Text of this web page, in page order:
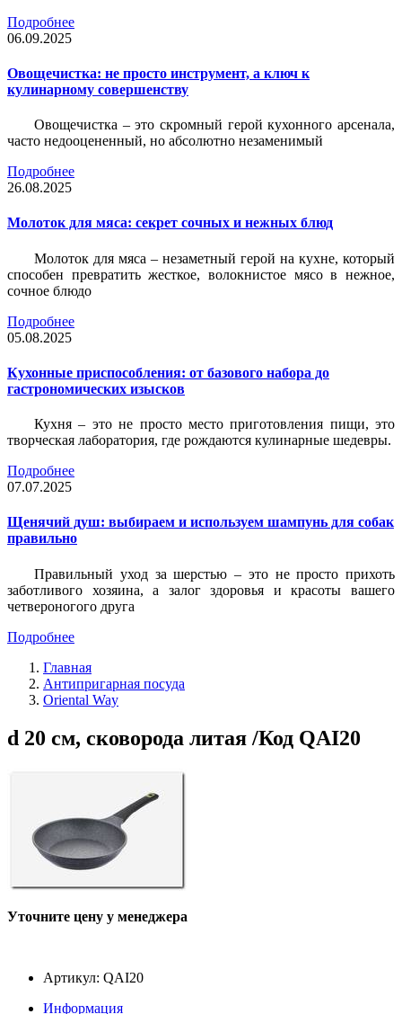
Подробнее
06.09.2025
Овощечистка: не просто инструмент, а ключ к
кулинарному совершенству
Овощечистка – это скромный герой кухонного арсенала,
часто недооцененный, но абсолютно незаменимый
Подробнее
26.08.2025
Молоток для мяса: секрет сочных и нежных блюд
Молоток для мяса – незаметный герой на кухне, который
способен превратить жесткое, волокнистое мясо в нежное,
сочное блюдо
Подробнее
05.08.2025
Кухонные приспособления: от базового набора до
гастрономических изысков
Кухня – это не просто место приготовления пищи, это
творческая лаборатория, где рождаются кулинарные шедевры.
Подробнее
07.07.2025
Щенячий душ: выбираем и используем шампунь для собак
правильно
Правильный уход за шерстью – это не просто прихоть
заботливого хозяина, а залог здоровья и красоты вашего
четвероногого друга
Подробнее
Главная
Антипригарная посуда
Oriental Way
d 20 см, сковорода литая /Код QAI20
Уточните цену у менеджера
Артикул: QAI20
Информация